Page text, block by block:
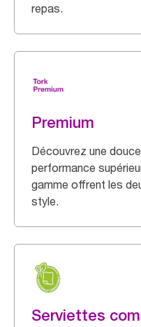
repas.
Premium
Découvrez une
performance
gamme offrent les
style.
Serviettes